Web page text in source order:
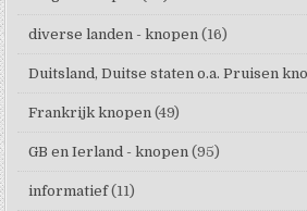
diverse landen - knopen (16)
Duitsland, Duitse staten o.a. Pruisen
Frankrijk knopen (49)
GB en Ierland - knopen (95)
informatief (11)